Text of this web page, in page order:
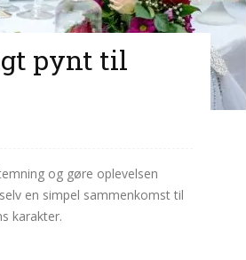
pynt til
og gøre oplevelsen
en simpel sammenkomst til
karakter.